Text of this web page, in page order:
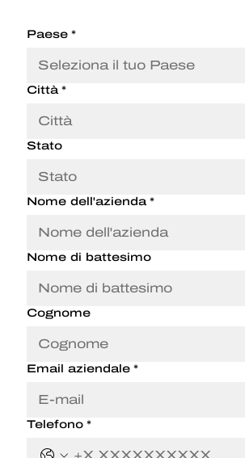
Paese *
Città *
Stato
Nome dell'azienda *
Nome di battesimo
Cognome
Email aziendale *
Telefono *